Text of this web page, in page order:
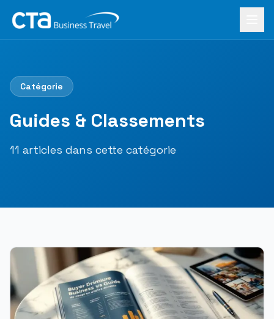
Accueil›Le Mag Guides & Classements
Catégorie
Guides & Classements
11 articles dans cette catégorie